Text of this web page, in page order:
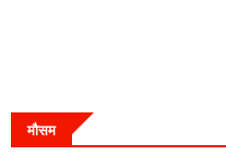
मौसम